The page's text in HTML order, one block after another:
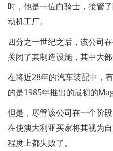
时，他是一位白骑士，接管
动机工厂。
四分之一世纪之后，该公司
关闭了其制造设施，其中大部
在将近28年的汽车装配中，
的是1985年推出的最初的
但是，尽管该公司在一个阶
在使澳大利亚买家将其视为
程度上都失败了。